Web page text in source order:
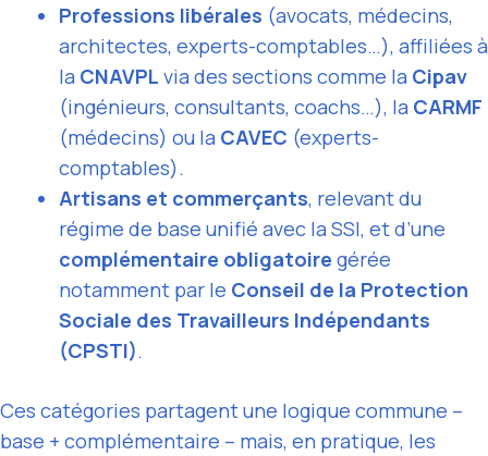
Professions libérales (avocats, médecins,
architectes, experts-comptables…), affiliées à
la CNAVPL via des sections comme la Cipav
(ingénieurs, consultants, coachs…), la CARMF
(médecins) ou la CAVEC (experts-
comptables).
Artisans et commerçants, relevant du
régime de base unifié avec la SSI, et d’une
complémentaire obligatoire gérée
notamment par le Conseil de la Protection
Sociale des Travailleurs Indépendants
(CPSTI).
Ces catégories partagent une logique commune –
base + complémentaire – mais, en pratique, les